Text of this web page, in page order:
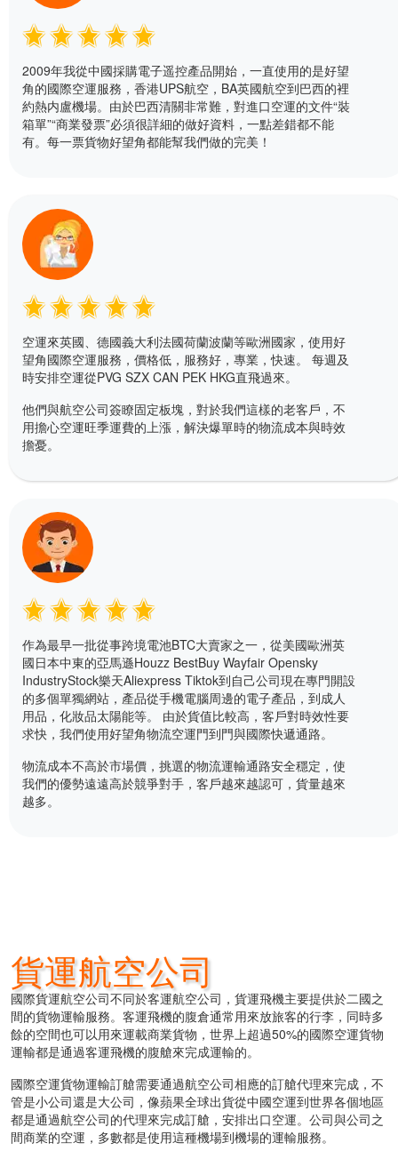
2009年我從中國採購電子遥控產品開始，一直使用的是好望
角的國際空運服務，香港UPS航空，BA英國航空到巴西的裡
約熱内盧機場。由於巴西清關非常難，對進口空運的文件“裝
箱單”“商業發票”必須很詳細的做好資料，一點差錯都不能
有。每一票貨物好望角都能幫我們做的完美！
空運來英國、德國義大利法國荷蘭波蘭等歐洲國家，使用好
望角國際空運服務，價格低，服務好，專業，快速。 每週及
時安排空運從PVG SZX CAN PEK HKG直飛過來。
他們與航空公司簽瞭固定板塊，對於我們這樣的老客戶，不
用擔心空運旺季運費的上漲，解決爆單時的物流成本與時效
擔憂。
作為最早一批從事跨境電池BTC大賣家之一，從美國歐洲英
國日本中東的亞馬遜Houzz BestBuy Wayfair Opensky
IndustryStock樂天Aliexpress Tiktok到自己公司現在專門開設
的多個單獨網站，產品從手機電腦周邊的電子產品，到成人
用品，化妝品太陽能等。 由於貨值比較高，客戶對時效性要
求快，我們使用好望角物流空運門到門與國際快遞通路。
物流成本不高於市場價，挑選的物流運輸通路安全穩定，使
我們的優勢遠遠高於競爭對手，客戶越來越認可，貨量越來
越多。
貨運航空公司
國際貨運航空公司不同於客運航空公司，貨運飛機主要提供於二國之
間的貨物運輸服務。客運飛機的腹倉通常用來放旅客的行李，同時多
餘的空間也可以用來運載商業貨物，世界上超過50%的國際空運貨物
運輸都是通過客運飛機的腹艙來完成運輸的。
國際空運貨物運輸訂艙需要通過航空公司相應的訂艙代理來完成，不
管是小公司還是大公司，像蘋果全球出貨從中國空運到世界各個地區
都是通過航空公司的代理來完成訂艙，安排出口空運。公司與公司之
間商業的空運，多數都是使用這種機場到機場的運輸服務。